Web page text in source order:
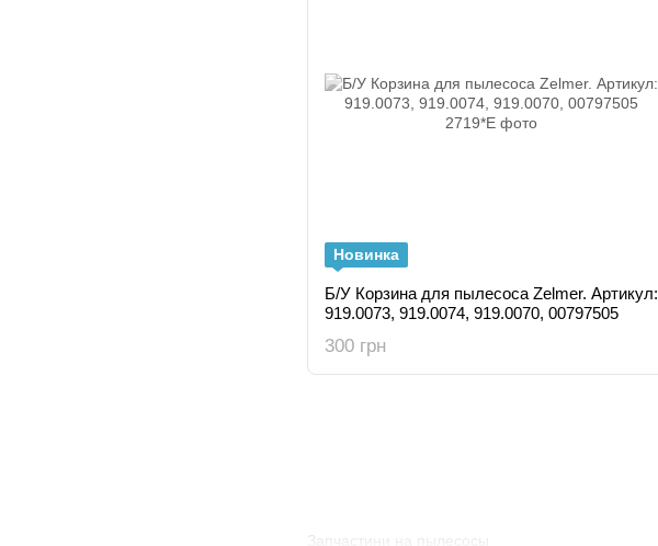
Запчастини на пылесосы
Новинка
Б/У Корзина для пылесоса Zelmer. Артикул:
919.0073, 919.0074, 919.0070, 00797505
300 грн